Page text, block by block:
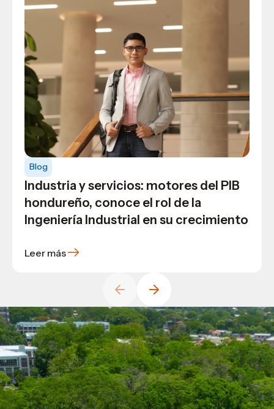
Blog
Industria y servicios: motores del PIB
hondureño, conoce el rol de la
Ingeniería Industrial en su crecimiento
Leer más
Blog USAP
Contactos USAP: listado de correos
electrónicos de cada facultad y
carrera
Leer más
Blog
Estudiantes de Ciencias de la
Comunicación de USAP visitan la UCA
en El Salvador para fortalecer lazos
Leer más